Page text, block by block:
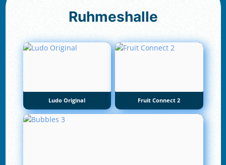
Ruhmeshalle
Ludo Original Fruit Connect 2